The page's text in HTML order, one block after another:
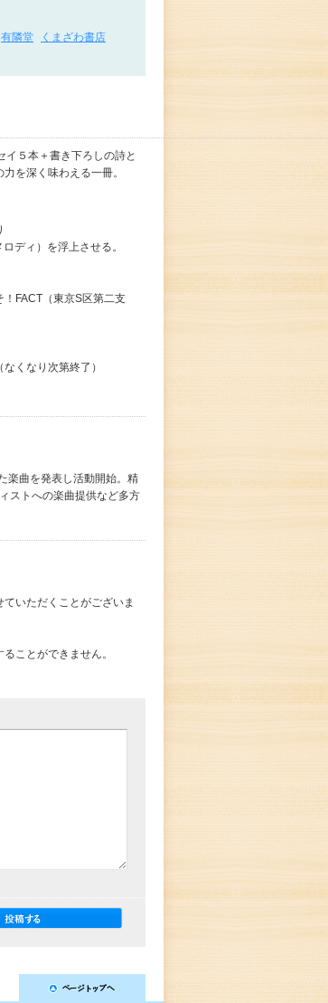
有隣堂
くまざわ書店
５本＋書き下ろしの詩と
を深く味わえる一冊。
ディ）を浮上させる。
FACT（東京S区第二支
くなり次第終了）
楽曲を発表し活動開始。精
ストへの楽曲提供など多方
いただくことがございま
ことができません。